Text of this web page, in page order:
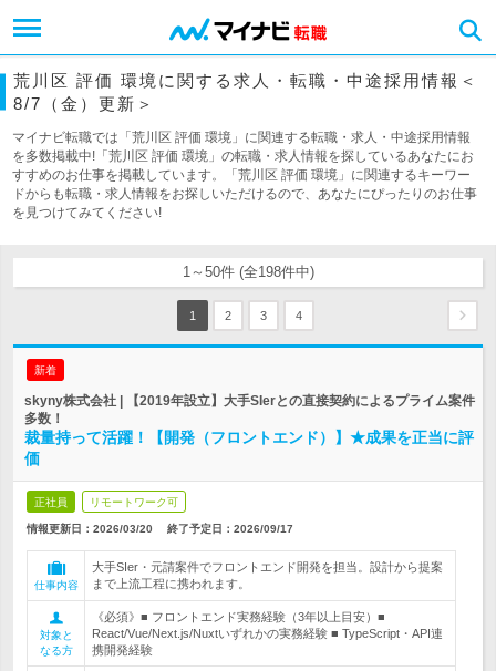
荒川区 評価 環境に関する求人・転職・中途採用情報＜
8/7（金）更新＞
マイナビ転職では「荒川区 評価 環境」に関連する転職・求人・中途採用情報
を多数掲載中!「荒川区 評価 環境」の転職・求人情報を探しているあなたにお
すすめのお仕事を掲載しています。「荒川区 評価 環境」に関連するキーワー
ドからも転職・求人情報をお探しいただけるので、あなたにぴったりのお仕事
を見つけてみてください!
1～50件 (全198件中)
1 2 3 4
新着
skyny株式会社 | 【2019年設立】大手SIerとの直接契約によるプライム案件
多数！
裁量持って活躍！【開発（フロントエンド）】★成果を正当に評
価
正社員 リモートワーク可
情報更新日：2026/03/20 終了予定日： 2026/09/17
仕事内容
大手SIer・元請案件でフロントエンド開発を担当。設計から提案
まで上流工程に携われます。
対象と
なる方
《必須》■ フロントエンド実務経験（3年以上目安）■
React/Vue/Next.js/Nuxtいずれかの実務経験 ■ TypeScript・API連
携開発経験